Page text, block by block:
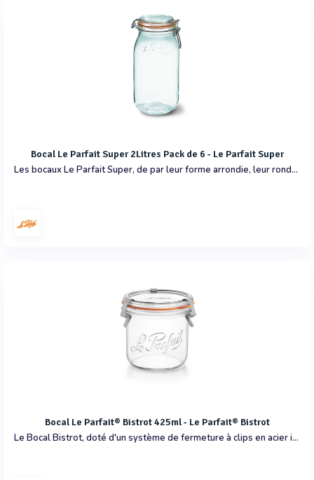
Bocal Le Parfait Super 2Litres Pack de 6 - Le Parfait Super
Les bocaux Le Parfait Super, de par leur forme arrondie, leur rondelle et leur monture métallique sont idéaux pour conserver fruits et légumes au naturel, au sirop ou en soupes.Ils se prêtent aussi à la fermentation.
Bocal Le Parfait® Bistrot 425ml - Le Parfait® Bistrot
Le Bocal Bistrot, doté d'un système de fermeture à clips en acier inoxydable, est parfait pour l'utilisation quotidienne et pour la stérilisation et la pasteurisation.